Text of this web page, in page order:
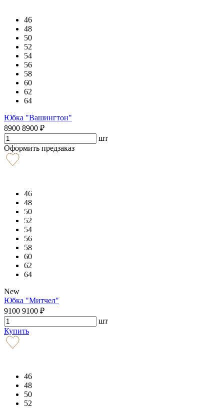
46
48
50
52
54
56
58
60
62
64
Юбка "Вашингтон"
8900 8900 ₽
шт
Оформить предзаказ
46
48
50
52
54
56
58
60
62
64
New
Юбка "Митчел"
9100 9100 ₽
шт
Купить
46
48
50
52